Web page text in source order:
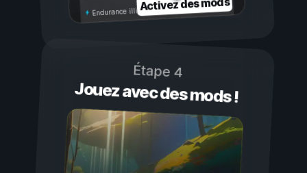
Endurance illimitéeActivez des mods
Étape 4
Jouez avec des mods !